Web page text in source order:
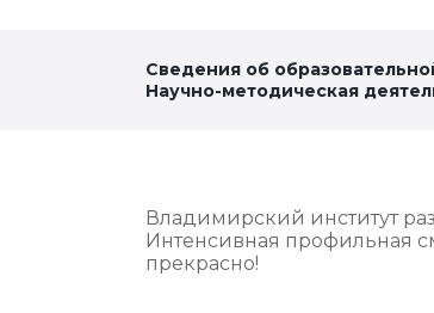
Сведения об
Научно-методическая
Владимирский институт
Интенсивная профильная
прекрасно!